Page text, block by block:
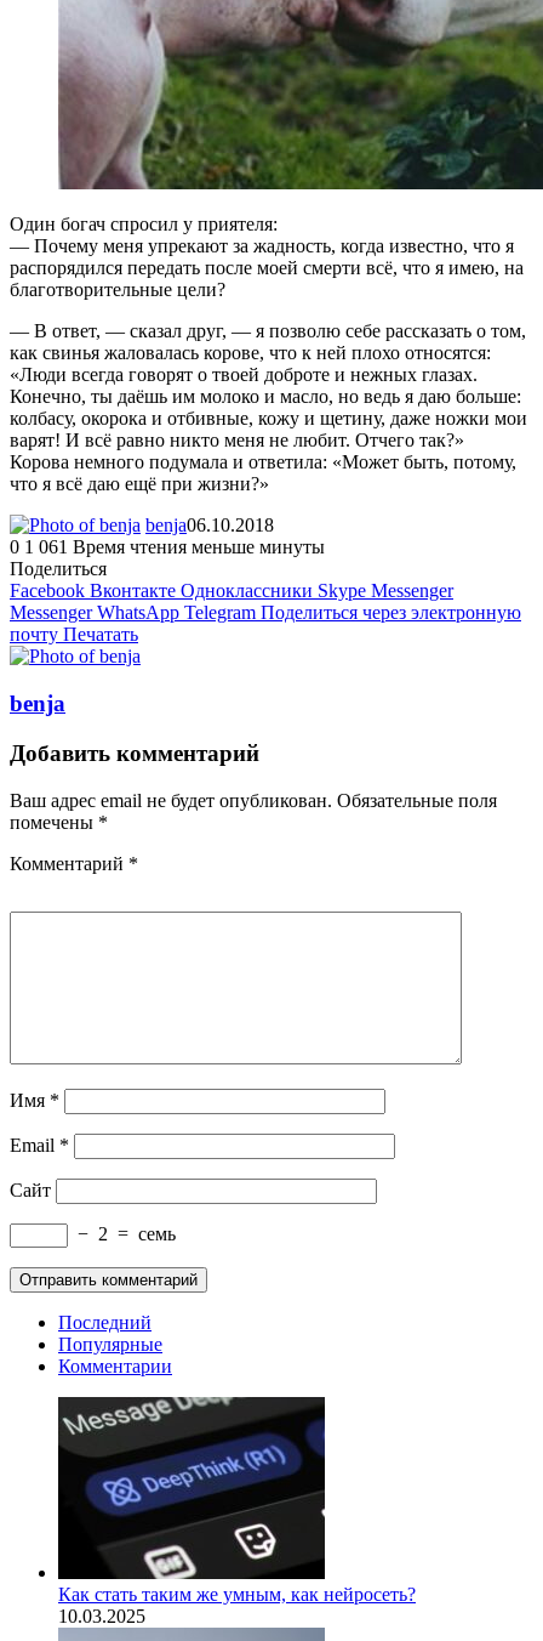
Один богач спросил у приятеля:
— Почему меня упрекают за жадность, когда известно, что я
распорядился передать после моей смерти всё, что я имею, на
благотворительные цели?
— В ответ, — сказал друг, — я позволю себе рассказать о том,
как свинья жаловалась корове, что к ней плохо относятся:
«Люди всегда говорят о твоей доброте и нежных глазах.
Конечно, ты даёшь им молоко и масло, но ведь я даю больше:
колбасу, окорока и отбивные, кожу и щетину, даже ножки мои
варят! И всё равно никто меня не любит. Отчего так?»
Корова немного подумала и ответила: «Может быть, потому,
что я всё даю ещё при жизни?»
benja06.10.2018
0 1 061 Время чтения меньше минуты
Поделиться
Facebook Вконтакте Одноклассники Skype Messenger
Messenger WhatsApp Telegram Поделиться через электронную
почту Печатать
benja
Добавить комментарий
Ваш адрес email не будет опубликован. Обязательные поля
помечены *
Комментарий *
Имя *
Email *
Сайт
− 2 = семь
Последний
Популярные
Комментарии
Как стать таким же умным, как нейросеть?
10.03.2025